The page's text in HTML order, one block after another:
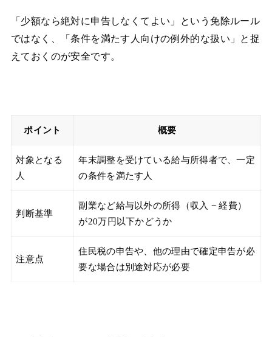
「少額なら絶対に申告しなくてよい」という免除ルール
ではなく、「条件を満たす人向けの例外的な扱い」と捉
えておくのが安全です。
ポイント 概要
対象となる
人
年末調整を受けている給与所得者で、一定
の条件を満たす人
判断基準
副業など給与以外の所得（収入 − 経費）
が20万円以下かどうか
注意点
住民税の申告や、他の理由で確定申告が必
要な場合は別途対応が必要